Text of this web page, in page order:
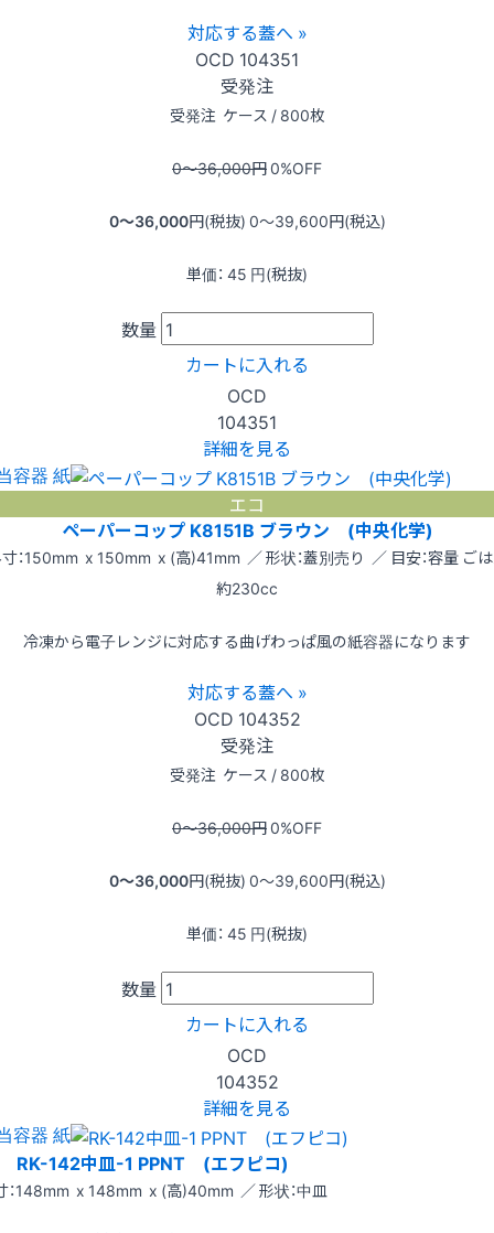
対応する蓋へ »
OCD 104351
受発注
受発注 ケース / 800枚
0〜36,000円0%OFF
0〜36,000円(税抜) 0〜39,600円(税込)
単価： 45 円(税抜)
数量
カートに入れる
OCD
104351
詳細を見る
容器 紙
エコ
ペーパーコップ K8151B ブラウン (中央化学)
：150mm x 150mm x (高)41mm ／ 形状：蓋別売り ／ 目安：容量 ご
約230cc
冷凍から電子レンジに対応する曲げわっぱ風の紙容器になります
対応する蓋へ »
OCD 104352
受発注
受発注 ケース / 800枚
0〜36,000円0%OFF
0〜36,000円(税抜) 0〜39,600円(税込)
単価： 45 円(税抜)
数量
カートに入れる
OCD
104352
詳細を見る
容器 紙
RK-142中皿-1 PPNT (エフピコ)
：148mm x 148mm x (高)40mm ／ 形状：中皿